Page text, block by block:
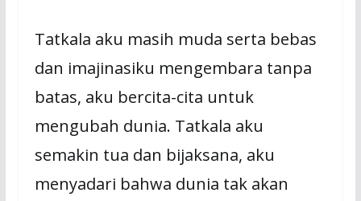
Tatkala aku masih muda serta bebas
dan imajinasiku mengembara tanpa
batas, aku bercita-cita untuk
mengubah dunia. Tatkala aku
semakin tua dan bijaksana, aku
menyadari bahwa dunia tak akan